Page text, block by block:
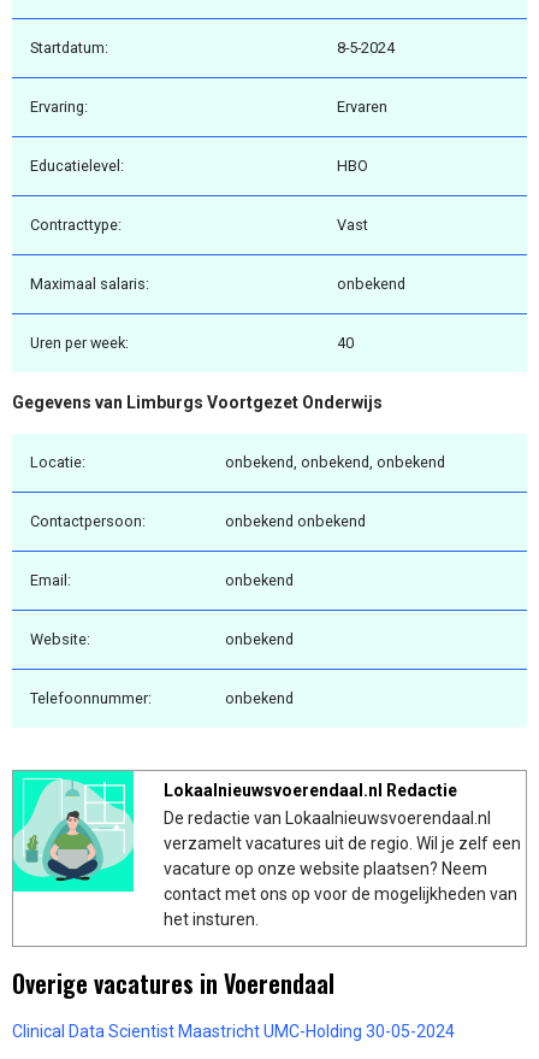
Startdatum: 8-5-2024
Ervaring: Ervaren
Educatielevel: HBO
Contracttype: Vast
Maximaal salaris: onbekend
Uren per week: 40
Gegevens van Limburgs Voortgezet Onderwijs
Locatie: onbekend, onbekend, onbekend
Contactpersoon: onbekend onbekend
Email: onbekend
Website: onbekend
Telefoonnummer: onbekend
Lokaalnieuwsvoerendaal.nl Redactie
De redactie van Lokaalnieuwsvoerendaal.nl
verzamelt vacatures uit de regio. Wil je zelf een
vacature op onze website plaatsen? Neem
contact met ons op voor de mogelijkheden van
het insturen.
Overige vacatures in Voerendaal
Clinical Data Scientist Maastricht UMC-Holding 30-05-2024